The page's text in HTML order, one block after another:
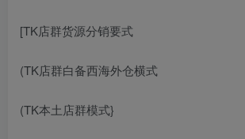
[TK店群货源分销要式
(TK店群白备西海外仓横式
(TK本土店群模式}